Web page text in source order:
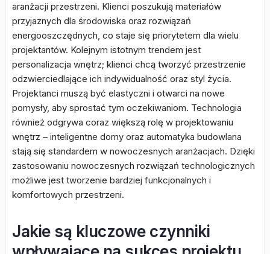
aranżacji przestrzeni. Klienci poszukują materiałów
przyjaznych dla środowiska oraz rozwiązań
energooszczędnych, co staje się priorytetem dla wielu
projektantów. Kolejnym istotnym trendem jest
personalizacja wnętrz; klienci chcą tworzyć przestrzenie
odzwierciedlające ich indywidualność oraz styl życia.
Projektanci muszą być elastyczni i otwarci na nowe
pomysły, aby sprostać tym oczekiwaniom. Technologia
również odgrywa coraz większą rolę w projektowaniu
wnętrz – inteligentne domy oraz automatyka budowlana
stają się standardem w nowoczesnych aranżacjach. Dzięki
zastosowaniu nowoczesnych rozwiązań technologicznych
możliwe jest tworzenie bardziej funkcjonalnych i
komfortowych przestrzeni.
Jakie są kluczowe czynniki